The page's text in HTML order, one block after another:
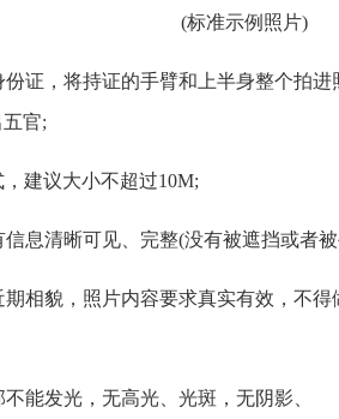
(标准示例照片)
证，将持证的手臂和上半身整个拍
官;
建议大小不超过10M;
息清晰可见、完整(没有被遮挡或者
相貌，照片内容要求真实有效，不
能发光，无高光、光斑，无阴影、